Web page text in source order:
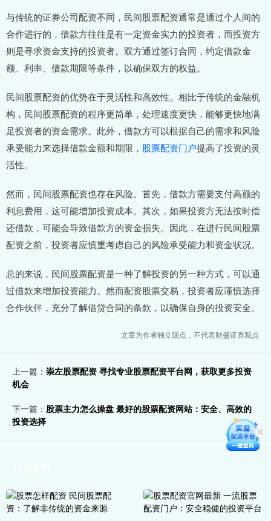
与传统的证券公司配资不同，民间股票配资通常是通过个人间的
合作进行的，借款方往往是有一定资金实力的投资者，而投资方
则是寻求资金支持的投资者。双方通过签订合同，约定借款金
额、利率、借款期限等条件，以确保双方的权益。
民间股票配资的优势在于灵活性和高效性。相比于传统的金融机
构，民间股票配资的程序更简单，处理速度更快，能够更快地满
足投资者的资金需求。此外，借款方可以根据自己的需求和风险
承受能力来选择借款金额和期限， 股票配资门户提高了投资的灵
活性。
然而，民间股票配资也存在风险。首先，借款方需要支付高额的
利息费用，这可能增加投资成本。其次，如果投资方无法按时偿
还借款，可能会导致借款方的资金损失。因此，在进行民间股票
配资之前，投资者应慎重考虑自己的风险承受能力和资金状况。
总的来说，民间股票配资是一种了解投资的另一种方式，可以通
过借款来增加投资能力。然而配资股票交易，投资者应谨慎选择
合作伙伴，充分了解借贷合同的条款，以确保自身的投资安全。
文章为作者独立观点，不代表财盛证券观点
上一篇： 崇左股票配资 寻找专业股票配资平台网，获取更多投资
机会
下一篇： 股票主力怎么操盘 最好的股票配资网站：安全、高效的
投资选择